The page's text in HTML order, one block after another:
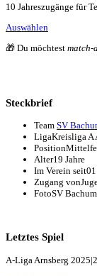
10 Jahreszugänge für
Auswählen
🎁 Du möchtest match-
Steckbrief
Team SV
LigaKreisliga A
Position
Alter19 Jahre
Im Verein seit
Zugang von
FotoSV
Letztes Spiel
A-Liga Arnsberg